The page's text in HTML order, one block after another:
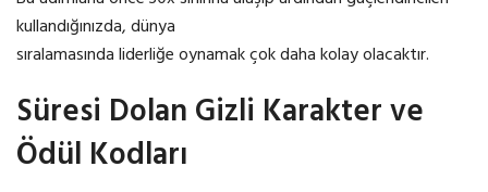
kullandığınızda, dünya
sıralamasında liderliğe oynamak çok daha kolay olacaktır.
Süresi Dolan Gizli Karakter ve
Ödül Kodları